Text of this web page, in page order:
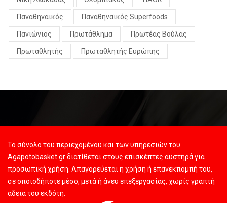
Παναθηναϊκός Παναθηναϊκός Superfoods
Πανιώνιος Πρωτάθλημα Πρωτέας Βούλας
Πρωταθλητής Πρωταθλητής Ευρώπης
Το σύνολο του περιεχομένου και των υπηρεσιών του
Agapotobasket.gr διατίθεται στους επισκέπτες αυστηρά για
προσωπική χρήση. Απαγορεύεται η χρήση ή επανεκπομπή του,
σε οποιοδήποτε μέσο, μετά ή άνευ επεξεργασίας, χωρίς γραπτή
άδεια του εκδότη.